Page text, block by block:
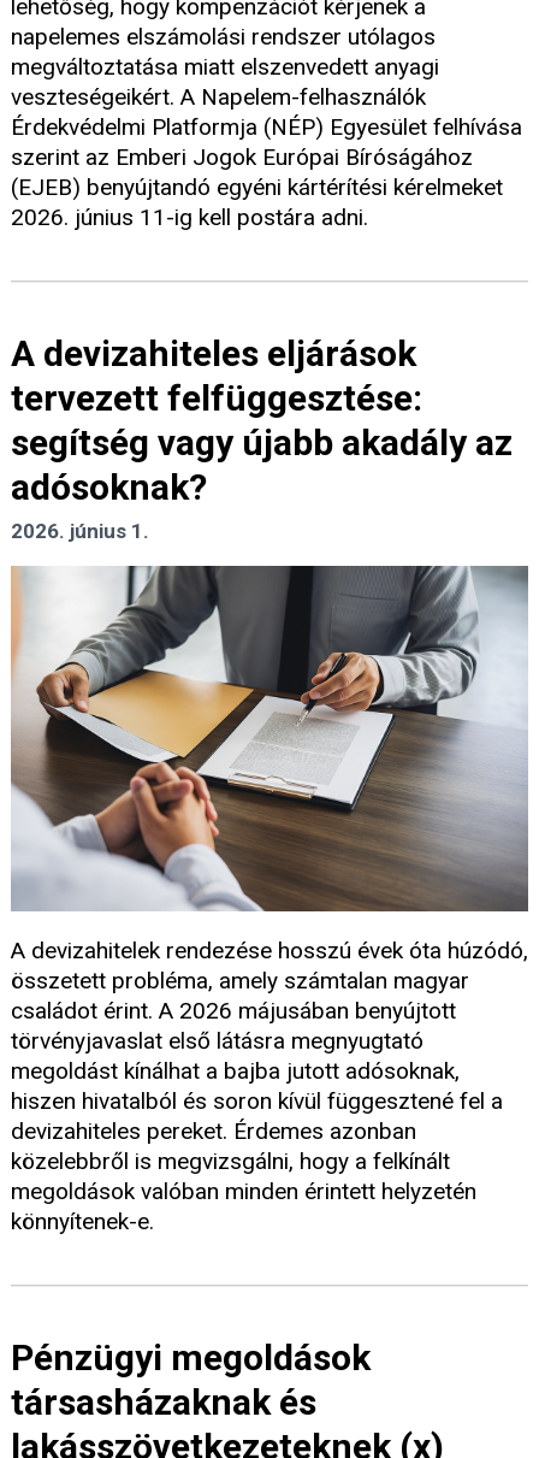
lehetőség, hogy kompenzációt kérjenek a
napelemes elszámolási rendszer utólagos
megváltoztatása miatt elszenvedett anyagi
veszteségeikért. A Napelem-felhasználók
Érdekvédelmi Platformja (NÉP) Egyesület felhívása
szerint az Emberi Jogok Európai Bíróságához
(EJEB) benyújtandó egyéni kártérítési kérelmeket
2026. június 11-ig kell postára adni.
A devizahiteles eljárások
tervezett felfüggesztése:
segítség vagy újabb akadály az
adósoknak?
2026. június 1.
A devizahitelek rendezése hosszú évek óta húzódó,
összetett probléma, amely számtalan magyar
családot érint. A 2026 májusában benyújtott
törvényjavaslat első látásra megnyugtató
megoldást kínálhat a bajba jutott adósoknak,
hiszen hivatalból és soron kívül függesztené fel a
devizahiteles pereket. Érdemes azonban
közelebbről is megvizsgálni, hogy a felkínált
megoldások valóban minden érintett helyzetén
könnyítenek-e.
Pénzügyi megoldások
társasházaknak és
lakásszövetkezeteknek (x)